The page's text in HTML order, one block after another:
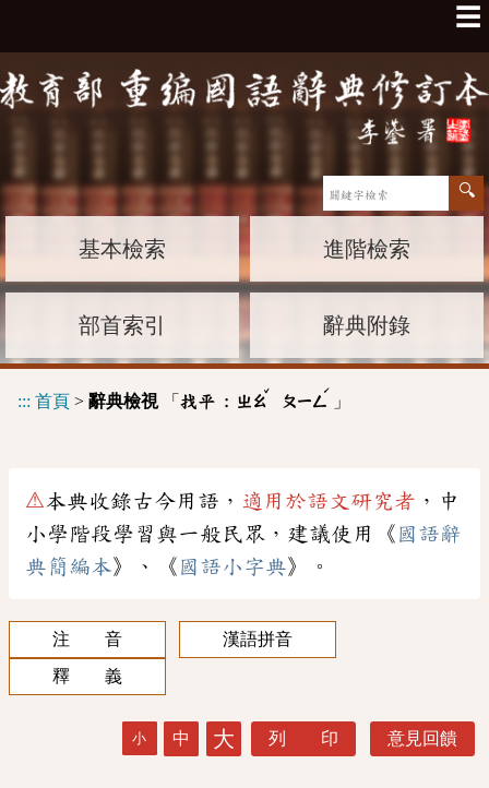
☰
基本檢索 進階檢索
部首索引 辭典附錄
::: 首頁 > 辭典檢視「 找平 : ㄓㄠ
ˇ
ㄆㄧㄥ
ˊ
」
⚠本典收錄古今用語， 適用於語文研究者 ，中
小學階段學習與一般民眾，建議使用《 國語辭
典簡編本》、《 國語小字典》。
注 音
漢語拼音
釋 義
小 中 大 列 印 意見回饋